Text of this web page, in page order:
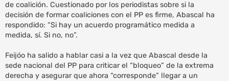
de coalición. Cuestionado por los periodistas sobre si la
decisión de formar coaliciones con el PP es firme, Abascal ha
respondido: “Si hay un acuerdo programático medida a
medida, sí. Si no, no”.
Feijóo ha salido a hablar casi a la vez que Abascal desde la
sede nacional del PP para criticar el “bloqueo” de la extrema
derecha y asegurar que ahora “corresponde” llegar a un